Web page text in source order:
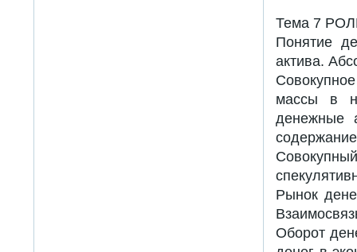
Тема 7
Понятие
актива.
массы в
денежные
Рынок
Оборот